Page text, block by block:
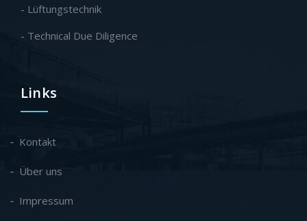
- Lüftungstechnik
- Technical Due Diligence
Links
Kontakt
Über uns
Impressum